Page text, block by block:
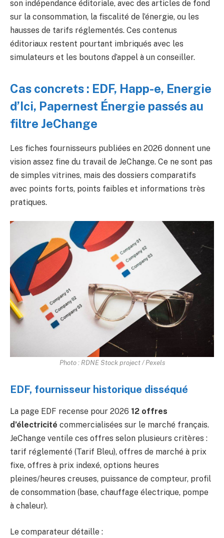
son indépendance éditoriale, avec des articles de fond
sur la consommation, la fiscalité de l’énergie, ou les
hausses de tarifs réglementés. Ces contenus
éditoriaux restent pourtant imbriqués avec les
simulateurs et les boutons d’appel à un conseiller.
Cas concrets : EDF, Happ-e, Energie
d’Ici, Papernest Énergie passés au
filtre JeChange
Les fiches fournisseurs publiées en 2026 donnent une
vision assez fine du travail de JeChange. Ce ne sont pas
de simples vitrines, mais des dossiers comparatifs
avec points forts, points faibles et informations très
pratiques.
Photo : RDNE Stock project / Pexels
EDF, fournisseur historique disséqué
La page EDF recense pour 2026 12 offres
d’électricité commercialisées sur le marché français.
JeChange ventile ces offres selon plusieurs critères :
tarif réglementé (Tarif Bleu), offres de marché à prix
fixe, offres à prix indexé, options heures
pleines/heures creuses, puissance de compteur, profil
de consommation (base, chauffage électrique, pompe
à chaleur).
Le comparateur détaille :